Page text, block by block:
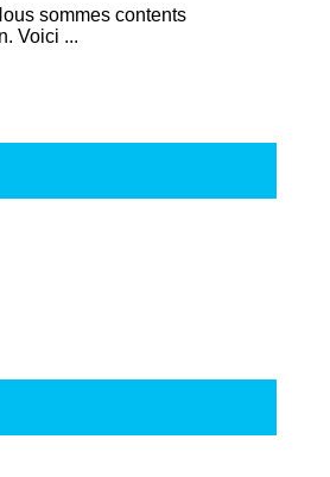
sommes contents
Voici ...